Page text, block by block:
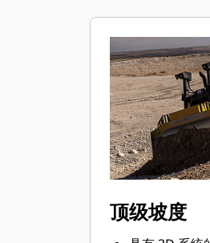
多履带，以
顶级坡度